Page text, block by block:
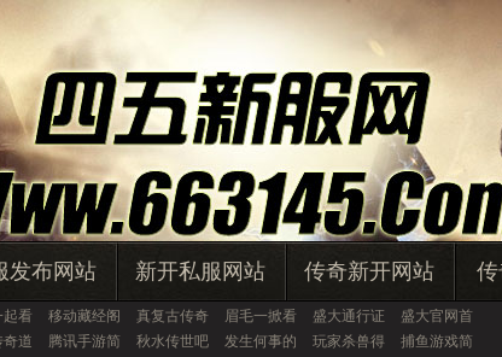
发布网站 新开私服网站 传奇新开网站 传
起看 移动藏经阁 真复古传奇 眉毛一掀看 盛大通行证
盛大官网首
奇道 腾讯手游简 秋水传世吧 发生何事的 玩家杀兽得
捕鱼游戏简